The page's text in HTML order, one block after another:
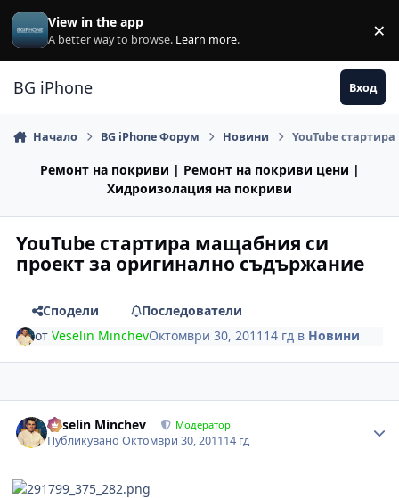
Премини към съдържанието
View in the app
A better way to browse. Learn more. ×
BG iPhone Вход
Начало BG iPhone Форум Новини YouTube
Ремонт на покриви | Ремонт на покриви цени |
Хидроизолация на покриви
YouTube стартира мащабния си
проект за оригинално съдържание
Сподели
Последователи
отVeselin MinchevОктомври 30, 2011 14 гд в Новини
Veselin Minchev Модератор
ПубликуваноОктомври 30, 201114 гд